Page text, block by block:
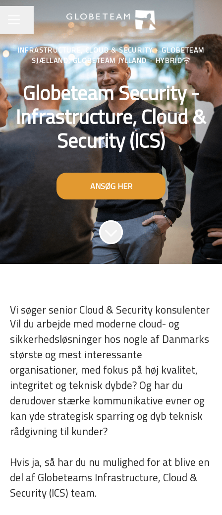
Karrieremenu
Del side
INFRASTRUCTURE, CLOUD & SECURITY · GLOBETEAM
SJÆLLAND, GLOBETEAM JYLLAND · HYBRID
Globeteam Security -
Infrastructure, Cloud &
Security (ICS)
ANSØG HER
Vi søger senior Cloud & Security konsulenter
Vil du arbejde med moderne cloud- og
sikkerhedsløsninger hos nogle af Danmarks
største og mest interessante
organisationer, med fokus på høj kvalitet,
integritet og teknisk dybde? Og har du
derudover stærke kommunikative evner og
kan yde strategisk sparring og dyb teknisk
rådgivning til kunder?
Hvis ja, så har du nu mulighed for at blive en
del af Globeteams Infrastructure, Cloud &
Security (ICS) team.